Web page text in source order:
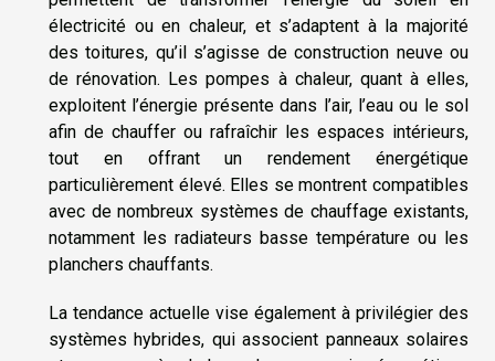
électricité ou en chaleur, et s’adaptent à la majorité
des toitures, qu’il s’agisse de construction neuve ou
de rénovation. Les pompes à chaleur, quant à elles,
exploitent l’énergie présente dans l’air, l’eau ou le sol
afin de chauffer ou rafraîchir les espaces intérieurs,
tout en offrant un rendement énergétique
particulièrement élevé. Elles se montrent compatibles
avec de nombreux systèmes de chauffage existants,
notamment les radiateurs basse température ou les
planchers chauffants.
La tendance actuelle vise également à privilégier des
systèmes hybrides, qui associent panneaux solaires